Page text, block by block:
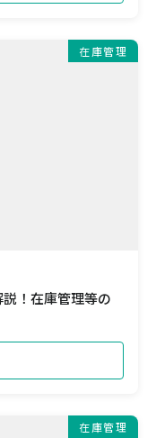
在庫管理
！在庫管理等の
在庫管理